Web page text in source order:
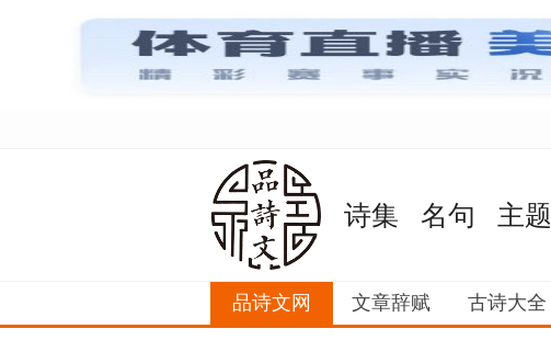
诗集 名句 主题
品诗文网 文章辞赋 古诗大全